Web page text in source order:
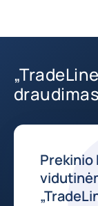
Prekinio